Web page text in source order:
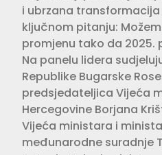
i ubrzana
ključnom pitanju:
promjenu tako da 2025.
Na panelu lidera
Republike Bugarske
predsjedateljica Vijeća
Hercegovine Borjana
Vijeća ministara i
međunarodne suradnje